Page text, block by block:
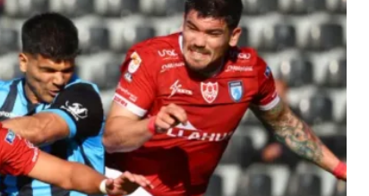
del Gobierno que busca facilitar el ingreso a Carabineros
NACIONAL
sanción diplomática: Brasil no repondrá a su embajador y
por los insultos de Milei a Lula
INTERNACIONAL
Álvaro Jofre alerta por el futuro del Casino Municipal de